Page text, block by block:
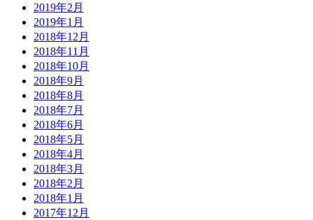
2019年2月
2019年1月
2018年12月
2018年11月
2018年10月
2018年9月
2018年8月
2018年7月
2018年6月
2018年5月
2018年4月
2018年3月
2018年2月
2018年1月
2017年12月